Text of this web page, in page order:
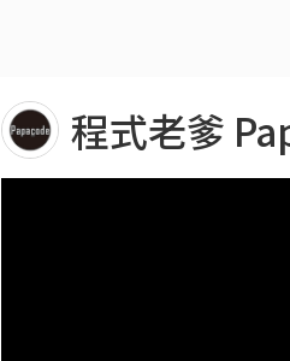
程式老爹